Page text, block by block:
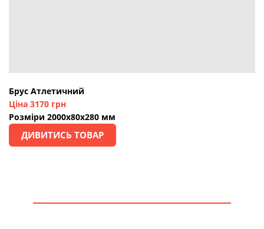
Брус Атлетичний
Ціна 3170 грн
Розміри 2000х80х280 мм
ДИВИТИСЬ ТОВАР